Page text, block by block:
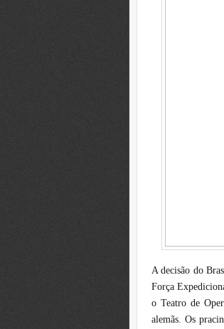
A decisão do
Força
o Teatro de
alemãs. Os